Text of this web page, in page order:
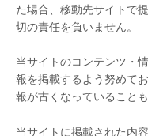
た場合、移動先サイトで
切の責任を負いません。
当サイトのコンテンツ・
報を掲載するよう努めて
報が古くなっていることも
当サイトに掲載された内